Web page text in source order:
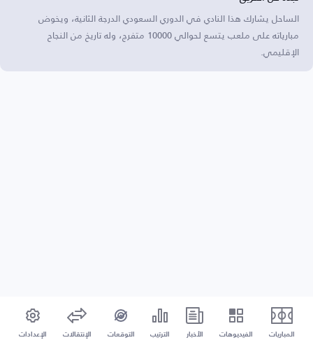
الساحل يشارك هذا النادي في الدوري السعودي الدرجة الثانية، ويخوض
مبارياته على ملعب يتسع لحوالي 10000 متفرج، وله تاريخ من النجاح
الإقليمي.
المباريات الفيديوهات الأخبار الترتيب التوقعات الإنتقالات الإعدادات